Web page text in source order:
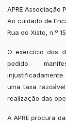
APRE Associação
Ao cuidado de
Rua do Xisto, n.º
O exercício dos
pedido
uma taxa
realização das
A APRE procura